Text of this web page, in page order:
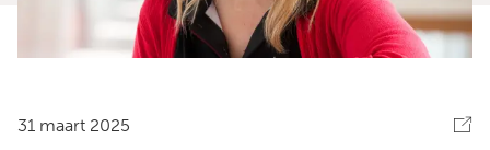
31 maart 2025